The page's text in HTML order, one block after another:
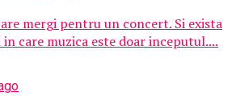
mergi pentru un concert. Si exista
care muzica este doar inceputul....